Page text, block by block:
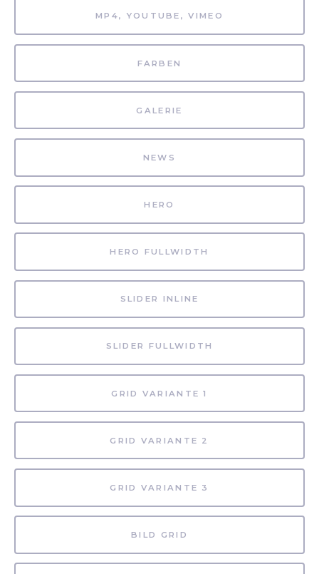
MP4, YOUTUBE, VIMEO
FARBEN
GALERIE
NEWS
HERO
HERO FULLWIDTH
SLIDER INLINE
SLIDER FULLWIDTH
GRID VARIANTE 1
GRID VARIANTE 2
GRID VARIANTE 3
BILD GRID